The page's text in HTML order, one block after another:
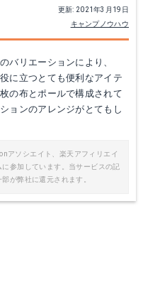
更新: 2021年3月19日
キャンプノウハウ
バリエーションにより、
に立つとても便利なアイテ
の布とポールで構成されて
ョンのアレンジがとてもし
アソシエイト、楽天アフィリエイ
参加しています。当サービスの記
が弊社に還元されます。
Amazonで詳細を見る